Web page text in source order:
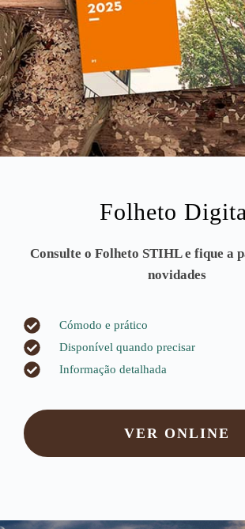
Folheto
Consulte o Folheto STIHL e fique a
novidades
Cómodo e prático
Disponível quando precisar
Informação detalhada
VER ONLINE